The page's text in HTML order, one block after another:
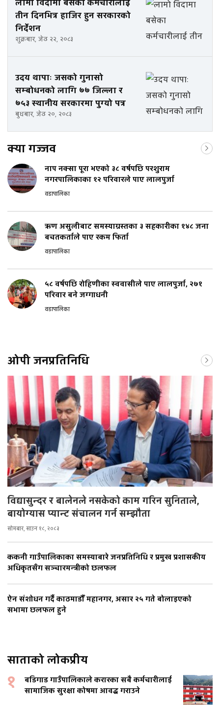
लामो विदामा बसेका कर्मचारीलाई
तीन दिनभित्र हाजिर हुन सरकारको
निर्देशन
शुक्रबार, जेठ २२, २०८३
उदय थापाः जसको गुनासो
सम्बोधनको लागि ७७ जिल्ला र
७५३ स्थानीय सरकारमा पुग्यो पत्र
बुधबार, जेठ २०, २०८३
क्या गज्जव
नाप नक्सा पूरा भएको ३८ वर्षपछि परशुराम
नगरपालिकाका १२ परिवारले पाए लालपुर्जा
वडापालिका
ऋण असुलीबाट समस्याग्रस्तका ३ सहकारीका १४८ जना
बचतकर्ताले पाए रकम फिर्ता
वडापालिका
५८ वर्षपछि रोहिणीका स्ववासीले पाए लालपुर्जा, २७१
परिवार बने जग्गाधनी
वडापालिका
ओपी जनप्रतिनिधि
विद्यासुन्दर र बालेनले नसकेको काम गरिन सुनिताले,
बायोग्यास प्यान्ट संचालन गर्न सम्झौता
सोमबार, साउन १८, २०८३
ककनी गाउँपालिकाका समस्याबारे जनप्रतिनिधि र प्रमुख प्रशासकीय
अधिकृतसँग सञ्चारमन्त्रीको छलफल
ऐन संशोधन गर्दै काठमाडौँ महानगर, असार २५ गते बोलाइएको
सभामा छलफल हुने
साताको लोकप्रीय
१
बडिगाड गाउँपालिकाले करारका सबै कर्मचारीलाई
सामाजिक सुरक्षा कोषमा आवद्ध गराउने